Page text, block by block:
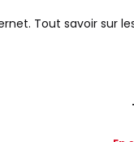
Tout savoir sur